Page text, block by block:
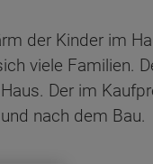
der Kinder im
viele Familien.
Der im
nach dem Bau.